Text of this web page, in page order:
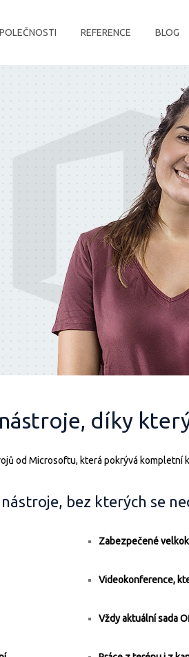
REFERENCE BLOG
díky
od Microsoftu, která pokrývá kompletní
bez kterých se
Zabezpečené
Videokonference,
Vždy aktuální sada